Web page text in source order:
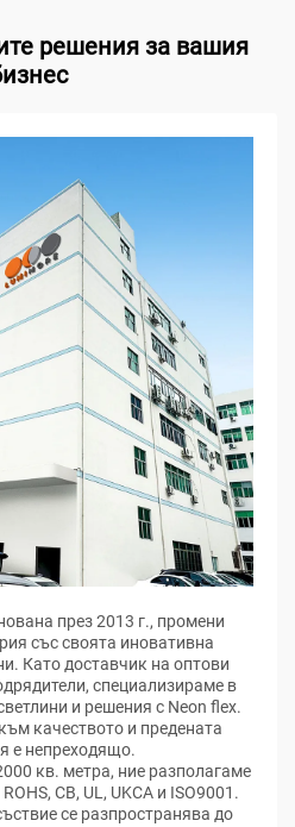
решения за вашия
през 2013 г., промени
със своята иновативна
Като доставчик на оптови
специализираме в
и решения с Neon flex.
качеството и предената
е непреходящо.
кв. метра, ние разполагаме
CB, UL, UKCA и ISO9001.
се разпространява до